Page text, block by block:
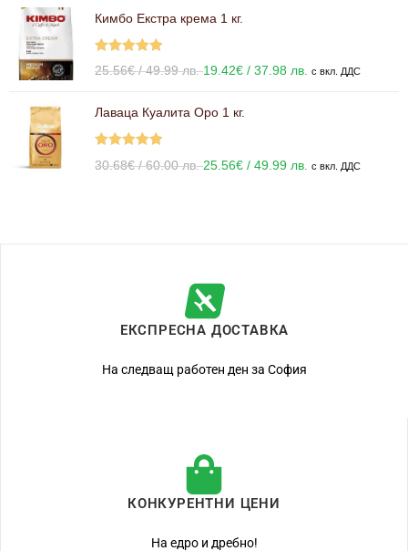
Кимбо Екстра крема 1 кг.
Оценено с
25.56€/ 49.99 лв.19.42€ / 37.98 лв. с вкл. ДДС
Лаваца Куалита Оро 1 кг.
Оценено с
30.68€/ 60.00 лв.25.56€ / 49.99 лв. с вкл. ДДС
ЕКСПРЕСНА ДОСТАВКА
На следващ работен ден за София
КОНКУРЕНТНИ ЦЕНИ
На едро и дребно!